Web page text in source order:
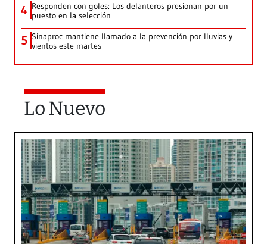
4 Responden con goles: Los delanteros presionan por un
puesto en la selección
5 Sinaproc mantiene llamado a la prevención por lluvias y
vientos este martes
Lo Nuevo